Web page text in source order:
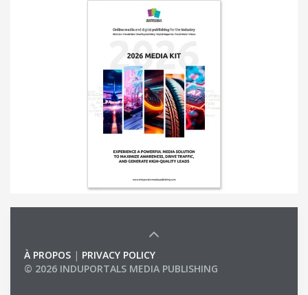
À PROPOS | PRIVACY POLICY
© 2026 INDUPORTALS MEDIA PUBLISHING